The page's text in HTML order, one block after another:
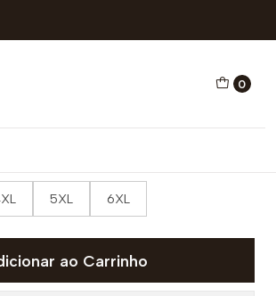
0
E NATAÇÃO
5XL 6XL
ao Carrinho